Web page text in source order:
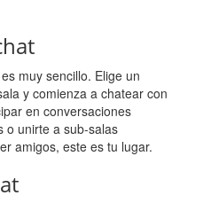
muy sencillo. Elige un
y comienza a chatear con
en conversaciones
o unirte a sub-salas
amigos, este es tu lugar.